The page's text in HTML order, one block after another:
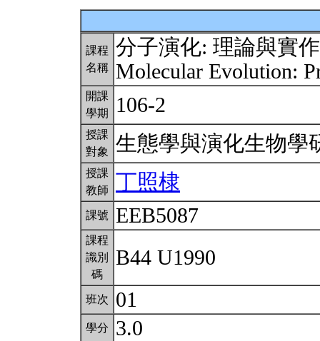
課程
名稱
分子演化: 理論與實作
Molecular Evolution:
開課
學期
106-2
授課
對象
生態學與演化生物
授課
教師
丁照棣
課號 EEB5087
課程
識別
碼
B44 U1990
班次 01
學分 3.0